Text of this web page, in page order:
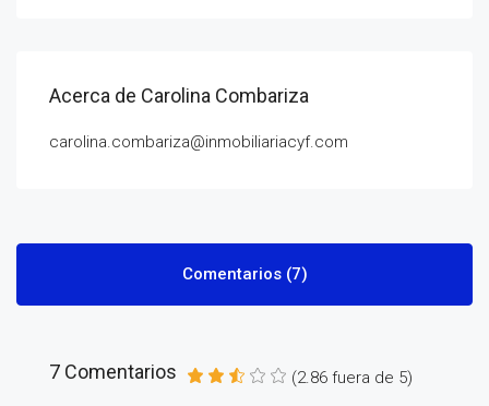
Acerca de Carolina Combariza
carolina.combariza@inmobiliariacyf.com
Comentarios (7)
7 Comentarios (2.86 fuera de 5)